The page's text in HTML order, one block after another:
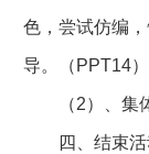
色，尝试仿编
导。（PPT14）
（2）、集体
四、结束活